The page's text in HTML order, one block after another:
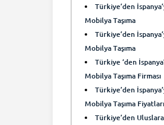
Türkiye’den
Mobilya Taşıma
Türkiye’den
Mobilya Taşıma
Türkiye ‘den
Mobilya Taşıma Firması
Türkiye’den
Mobilya Taşıma Fiyatları
Türkiye’den